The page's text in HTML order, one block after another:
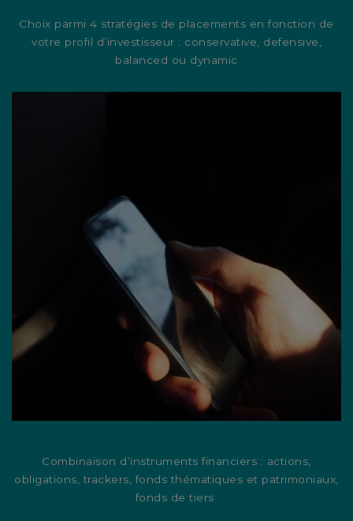
Choix parmi 4 stratégies de placements en fonction de
votre profil d’investisseur : conservative, defensive,
balanced ou dynamic
Combinaison d’instruments financiers : actions,
obligations, trackers, fonds thématiques et patrimoniaux,
fonds de tiers